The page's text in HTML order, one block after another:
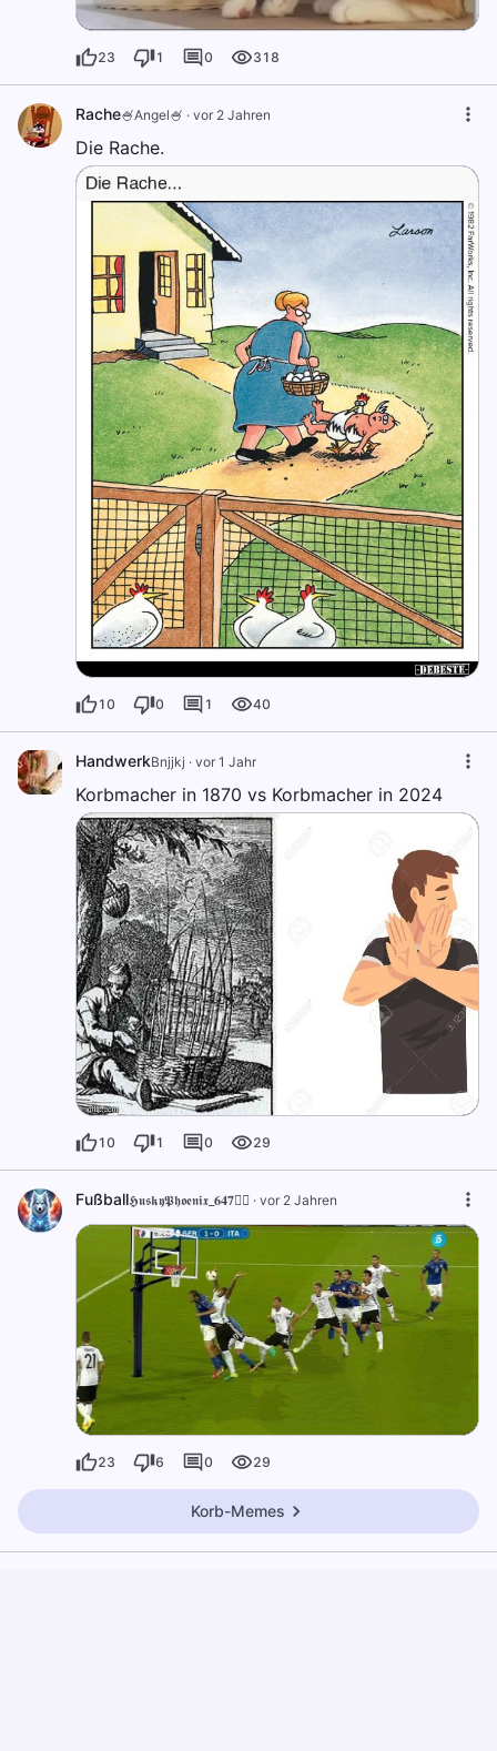
23 1 0 318
Rache🍧Angel🍧 · vor 2 Jahren
Die Rache.
10 0 1 40
HandwerkBnjjkj · vor 1 Jahr
Korbmacher in 1870 vs Korbmacher in 2024
10 1 0 29
Fußball𝕳𝖚𝖘𝖐𝖞𝕻𝖍𝖔𝖊𝖓𝖎𝖝_𝟔𝟒𝟕🐦‍🔥 · vor 2 Jahren
23 6 0 29
Korb-Memes